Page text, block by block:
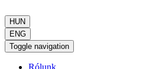
HUN
ENG
Toggle navigation
Rólunk